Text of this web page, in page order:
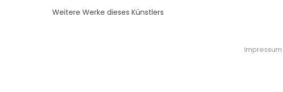
Weitere Werke dieses Künstlers
Impressum